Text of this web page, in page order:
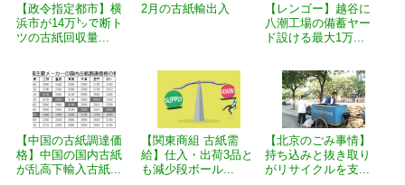
【政令指定都市】横
浜市が14万㌧で断ト
ツの古紙回収量...
2月の古紙輸出入
【レンゴー】越谷に
八潮工場の備蓄ヤー
ド設ける最大1万...
【中国の古紙調達価
格】中国の国内古紙
が乱高下輸入古紙...
【関東商組 古紙需
給】仕入・出荷3品と
も減少段ボール...
【北京のごみ事情】
持ち込みと抜き取り
がリサイクルを支...